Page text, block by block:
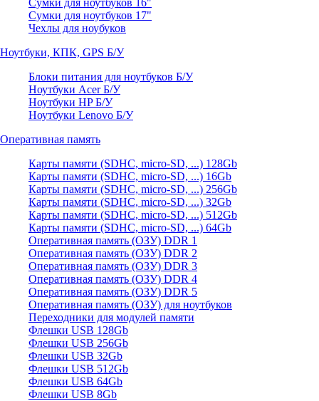
Сумки для ноутбуков 17"
Чехлы для ноубуков
Ноутбуки, КПК, GPS Б/У
Блоки питания для ноутбуков Б/У
Ноутбуки Acer Б/У
Ноутбуки HP Б/У
Ноутбуки Lenovo Б/У
Оперативная память
Карты памяти (SDHC, micro-SD, ...) 128Gb
Карты памяти (SDHC, micro-SD, ...) 16Gb
Карты памяти (SDHC, micro-SD, ...) 256Gb
Карты памяти (SDHC, micro-SD, ...) 32Gb
Карты памяти (SDHC, micro-SD, ...) 512Gb
Карты памяти (SDHC, micro-SD, ...) 64Gb
Оперативная память (ОЗУ) DDR 1
Оперативная память (ОЗУ) DDR 2
Оперативная память (ОЗУ) DDR 3
Оперативная память (ОЗУ) DDR 4
Оперативная память (ОЗУ) DDR 5
Оперативная память (ОЗУ) для ноутбуков
Переходники для модулей памяти
Флешки USB 128Gb
Флешки USB 256Gb
Флешки USB 32Gb
Флешки USB 512Gb
Флешки USB 64Gb
Флешки USB 8Gb